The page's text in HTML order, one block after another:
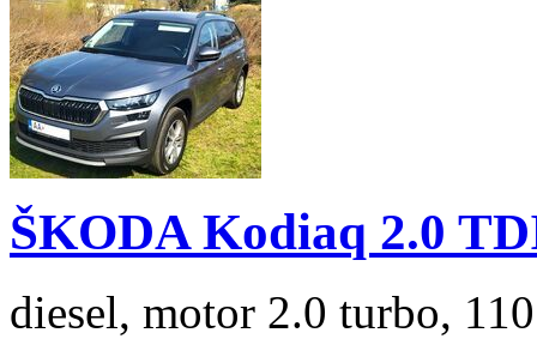
ŠKODA Kodiaq 2.0
diesel, motor 2.0 turbo,